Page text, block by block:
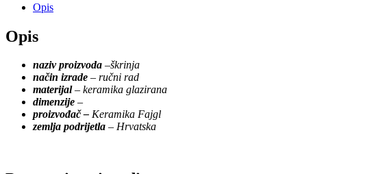
Opis
Opis
naziv proizvoda –škrinja
način izrade – ručni rad
materijal– keramika glazirana
dimenzije –
proizvođač – Keramika Fajgl
zemlja podrijetla – Hrvatska